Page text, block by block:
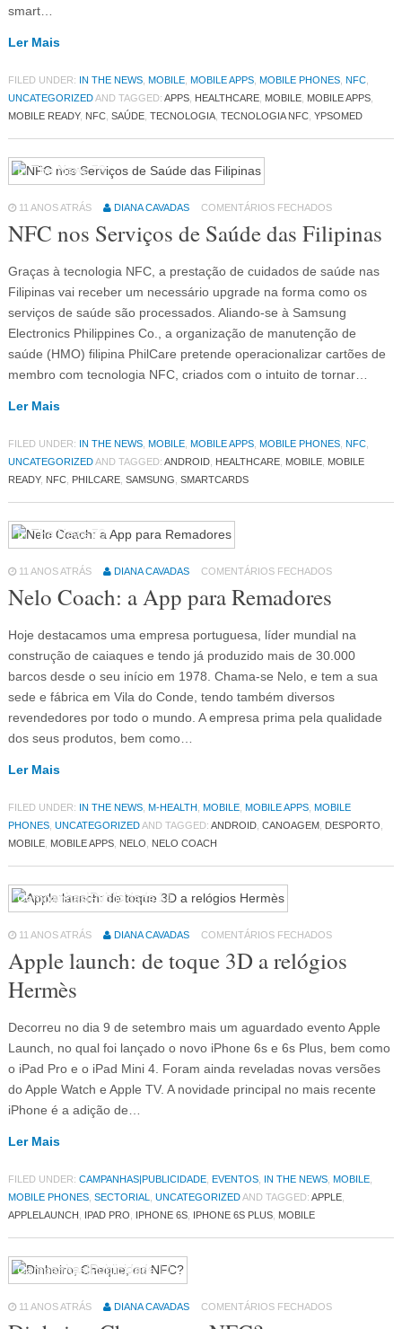
smart…
Ler Mais
FILED UNDER: IN THE NEWS, MOBILE, MOBILE APPS, MOBILE PHONES, NFC,
UNCATEGORIZEDAND TAGGED: APPS, HEALTHCARE, MOBILE, MOBILE APPS,
MOBILE READY, NFC, SAÚDE, TECNOLOGIA, TECNOLOGIA NFC, YPSOMED
In The News79
11 ANOS ATRÁS DIANA CAVADAS COMENTÁRIOS FECHADOS
NFC nos Serviços de Saúde das Filipinas
Graças à tecnologia NFC, a prestação de cuidados de saúde nas
Filipinas vai receber um necessário upgrade na forma como os
serviços de saúde são processados. Aliando-se à Samsung
Electronics Philippines Co., a organização de manutenção de
saúde (HMO) filipina PhilCare pretende operacionalizar cartões de
membro com tecnologia NFC, criados com o intuito de tornar…
Ler Mais
FILED UNDER: IN THE NEWS, MOBILE, MOBILE APPS, MOBILE PHONES, NFC,
UNCATEGORIZEDAND TAGGED: ANDROID, HEALTHCARE, MOBILE, MOBILE
READY, NFC, PHILCARE, SAMSUNG SMARTCARDS
In The News79
11 ANOS ATRÁS DIANA CAVADAS COMENTÁRIOS FECHADOS
Nelo Coach: a App para Remadores
Hoje destacamos uma empresa portuguesa, líder mundial na
construção de caiaques e tendo já produzido mais de 30.000
barcos desde o seu início em 1978. Chama-se Nelo, e tem a sua
sede e fábrica em Vila do Conde, tendo também diversos
revendedores por todo o mundo. A empresa prima pela qualidade
dos seus produtos, bem como…
Ler Mais
FILED UNDER: IN THE NEWS, M-HEALTH MOBILE, MOBILE APPS, MOBILE
PHONES, UNCATEGORIZEDAND TAGGED: ANDROID, CANOAGEM, DESPORTO
MOBILE, MOBILE APPS, NELO NELO COACH
Campanhas|Publicidade 14
11 ANOS ATRÁS DIANA CAVADAS COMENTÁRIOS FECHADOS
Apple launch: de toque 3D a relógios
Hermès
Decorreu no dia 9 de setembro mais um aguardado evento Apple
Launch, no qual foi lançado o novo iPhone 6s e 6s Plus, bem como
o iPad Pro e o iPad Mini 4. Foram ainda reveladas novas versões
do Apple Watch e Apple TV. A novidade principal no mais recente
iPhone é a adição de…
Ler Mais
FILED UNDER: CAMPANHAS|PUBLICIDADE, EVENTOS, IN THE NEWS, MOBILE,
MOBILE PHONES, SECTORIAL UNCATEGORIZEDAND TAGGED: APPLE,
APPLELAUNCH
IPAD PRO IPHONE 6S, IPHONE 6S PLUS, MOBILE
Campanhas|Publicidade14
11 ANOS ATRÁS DIANA CAVADAS COMENTÁRIOS FECHADOS